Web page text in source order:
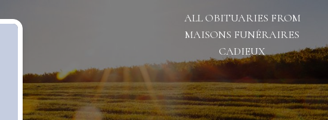
ALL OBITUARIES FROM
MAISONS FUNÉRAIRES
CADIEUX